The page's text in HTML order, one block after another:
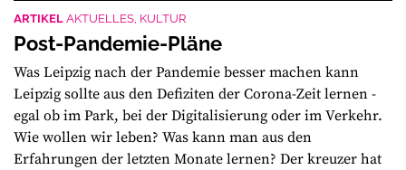
ARTIKEL AKTUELLES, KULTUR
Post-Pandemie-Pläne
Was Leipzig nach der Pandemie besser machen kann
Leipzig sollte aus den Defiziten der Corona-Zeit lernen -
egal ob im Park, bei der Digitalisierung oder im Verkehr.
Wie wollen wir leben? Was kann man aus den
Erfahrungen der letzten Monate lernen? Der kreuzer hat